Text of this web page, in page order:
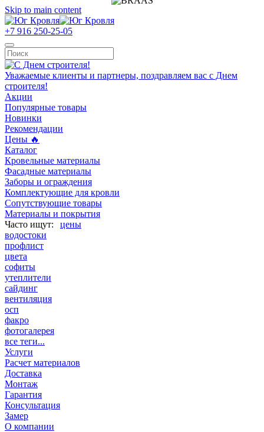
Skip to main content
+7 916 250-25-05
Уважаемые клиенты и партнеры, поздравляем вас с Днем
строителя!
Акции
Популярные товары
Новинки
Рекомендации
Цены 🔥
Каталог
Кровельные материалы
Фасадные материалы
Заборы и ограждения
Комплектующие для кровли
Сопутствующие товары
Материалы и покрытия
цены
водостоки
профлист
цвета
софиты
утеплители
сайдинг
вентиляция
осп
факро
фотогалерея
все теги...
Услуги
Расчет материалов
Доставка
Монтаж
Гарантия
Консультация
Замер
О компании